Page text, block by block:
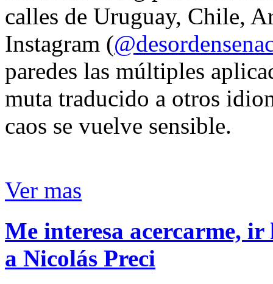
calles de Uruguay, Chile,
Instagram (
paredes las múltiples
muta traducido a otros
caos se vuelve sensible.
Ver mas
Me interesa acercarme,
a Nicolás Preci